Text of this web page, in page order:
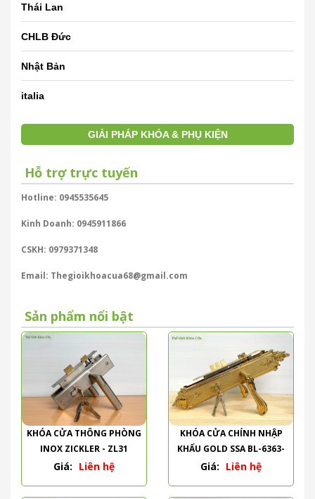
Thái Lan
CHLB Đức
Nhật Bản
italia
GIẢI PHÁP KHÓA & PHỤ KIỆN
Hỗ trợ trực tuyến
Hotline: 0945535645
Kinh Doanh: 0945911866
CSKH: 0979371348
Email: Thegioikhoacua68@gmail.com
Sản phẩm nổi bật
KHÓA CỬA THÔNG PHÒNG
INOX ZICKLER - ZL31
Giá: Liên hệ
KHÓA CỬA CHÍNH NHẬP
KHẨU GOLD SSA BL-6363-
PVD
Giá: Liên hệ